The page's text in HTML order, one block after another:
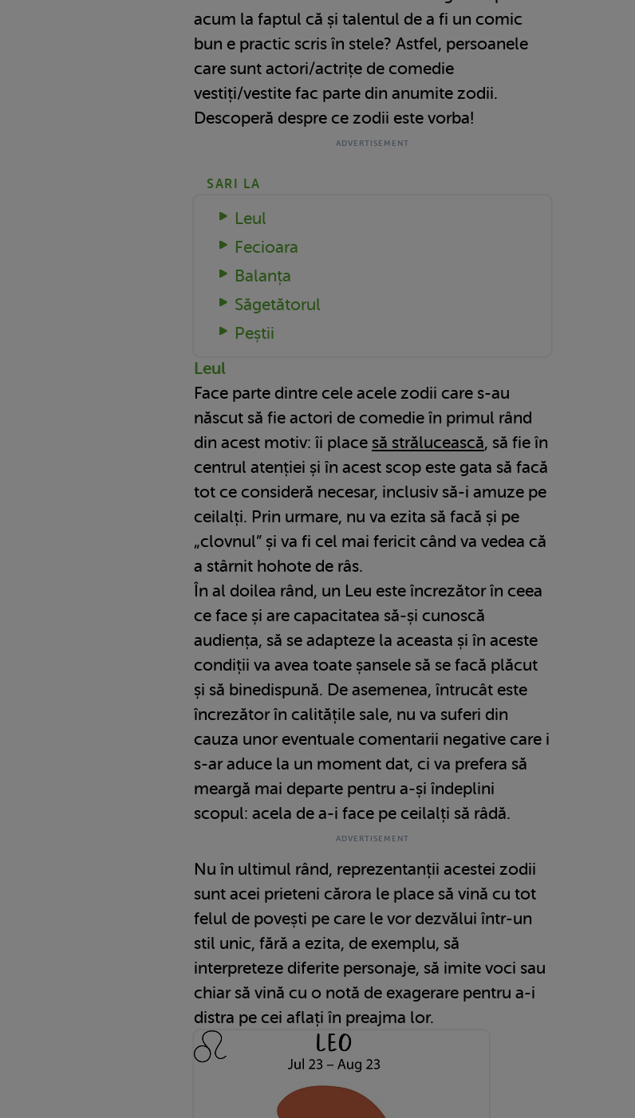
acum la faptul că și talentul de a fi un comic
bun e practic scris în stele? Astfel, persoanele
care sunt actori/actrițe de comedie
vestiți/vestite fac parte din anumite zodii.
Descoperă despre ce zodii este vorba!
SARI LA
Leul
Fecioara
Balanța
Săgetătorul
Peștii
Leul
Face parte dintre cele acele zodii care s-au
născut să fie actori de comedie în primul rând
din acest motiv: îi place să strălucească, să fie în
centrul atenției și în acest scop este gata să facă
tot ce consideră necesar, inclusiv să-i amuze pe
ceilalți. Prin urmare, nu va ezita să facă și pe
„clovnul” și va fi cel mai fericit când va vedea că
a stârnit hohote de râs.
În al doilea rând, un Leu este încrezător în ceea
ce face și are capacitatea să-și cunoscă
audiența, să se adapteze la aceasta și în aceste
condiții va avea toate șansele să se facă plăcut
și să binedispună. De asemenea, întrucât este
încrezător în calitățile sale, nu va suferi din
cauza unor eventuale comentarii negative care i
s-ar aduce la un moment dat, ci va prefera să
meargă mai departe pentru a-și îndeplini
scopul: acela de a-i face pe ceilalți să râdă.
Nu în ultimul rând, reprezentanții acestei zodii
sunt acei prieteni cărora le place să vină cu tot
felul de povești pe care le vor dezvălui într-un
stil unic, fără a ezita, de exemplu, să
interpreteze diferite personaje, să imite voci sau
chiar să vină cu o notă de exagerare pentru a-i
distra pe cei aflați în preajma lor.